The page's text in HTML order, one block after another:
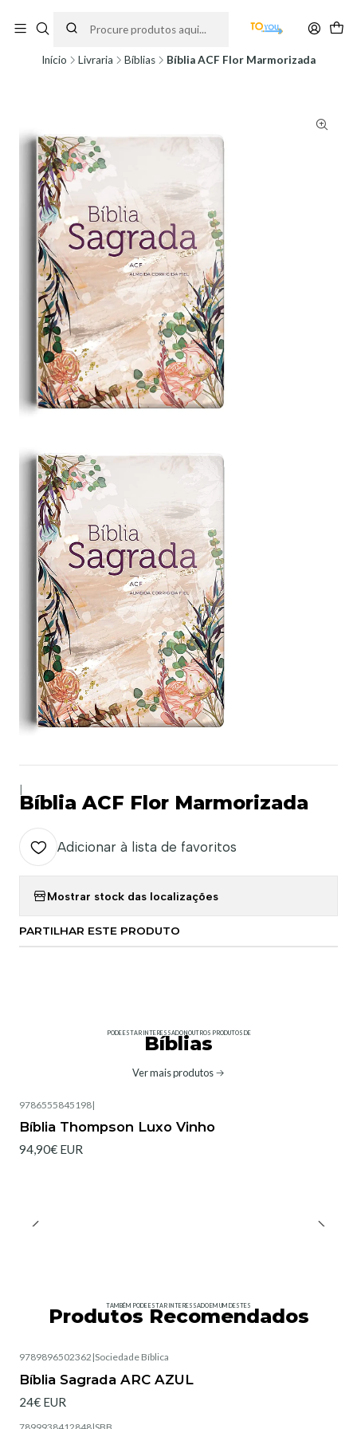
partir do dia 11 de Agosto, às 10H.
Início Livraria Bíblias Bíblia ACF Flor Marmorizada
Bíblia ACF Flor Marmorizada
Adicionar à lista de favoritos
Mostrar stock das localizações
PARTILHAR ESTE PRODUTO
PODE ESTAR INTERESSADO NOUTROS PRODUTOS DE
Bíblias
Ver mais produtos
9786555845198|
Bíblia Thompson Luxo Vinho
94,90€ EUR
TAMBÉM PODE ESTAR INTERESSADO EM UM DESTES
Produtos Recomendados
9789896502362 |Sociedade Bíblica
Bíblia Sagrada ARC AZUL
24€ EUR